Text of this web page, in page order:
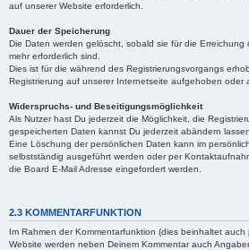
auf unserer Website erforderlich.
Dauer der Speicherung
Die Daten werden gelöscht, sobald sie für die
mehr erforderlich sind.
Dies ist für die während des Registrierungsvorgangs
Registrierung auf unserer Internetseite aufgehoben oder
Widerspruchs- und Beseitigungsmöglichkeit
Als Nutzer hast Du jederzeit die Möglichkeit, die
gespeicherten Daten kannst Du jederzeit abändern
Eine Löschung der persönlichen Daten kann im
selbstständig ausgeführt werden oder per
die Board E-Mail Adresse eingefordert werden.
2.3 KOMMENTARFUNKTION
Im Rahmen der Kommentarfunktion (dies beinhaltet
Website werden neben Deinem Kommentar auch